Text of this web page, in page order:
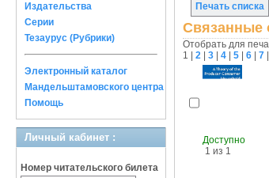
Издательства
Серии
Тезаурус (Рубрики)
Электронный каталог
Мандельштамовского центра
Помощь
Личный кабинет :
Номер читательского билета
Печать списка
Связанные
Отобрать для
1
2 3 4 5 6 7
Доступно
1 из 1